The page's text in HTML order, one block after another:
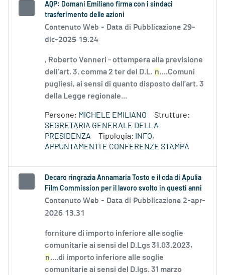
AQP: Domani Emiliano firma con i sindaci
trasferimento delle azioni
Contenuto Web - Data di Pubblicazione 29-
dic-2025 19.24
, Roberto Venneri - ottempera alla previsione
dell’art. 3, comma 2 ter del D.L. n....Comuni
pugliesi, ai sensi di quanto disposto dall’art. 3
della Legge regionale...
Persone: MICHELE EMILIANO
Strutture:
SEGRETARIA GENERALE DELLA
PRESIDENZA
Tipologia:
INFO,
APPUNTAMENTI E CONFERENZE STAMPA
Decaro ringrazia Annamaria Tosto e il cda di Apulia
Film Commission per il lavoro svolto in questi anni
Contenuto Web - Data di Pubblicazione 2-apr-
2026 13.31
forniture di importo inferiore alle soglie
comunitarie ai sensi del D.Lgs 31.03.2023,
n....di importo inferiore alle soglie
comunitarie ai sensi del D.lgs. 31 marzo